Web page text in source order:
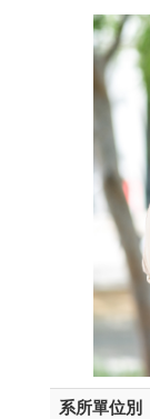
系所單位別